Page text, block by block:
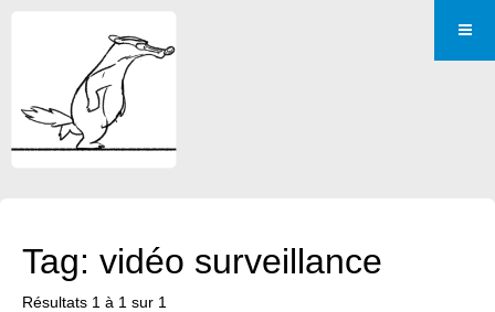
Tag: vidéo surveillance
Résultats 1 à 1 sur 1